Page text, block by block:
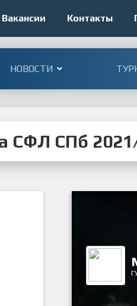
Вакансии Контакты
НОВОСТИ
СФЛ СПб 2021/